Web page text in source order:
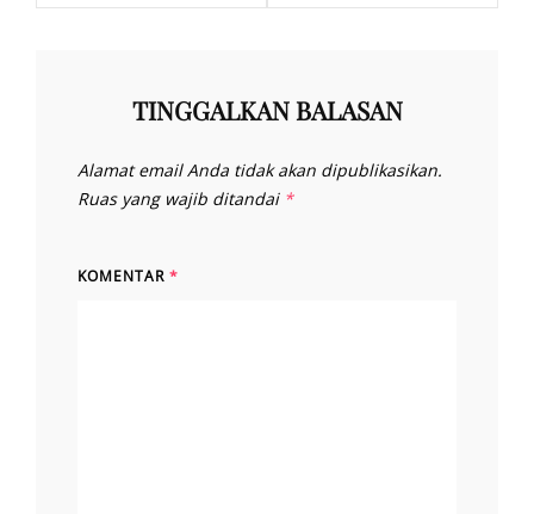
TINGGALKAN BALASAN
Alamat email Anda tidak akan dipublikasikan.
Ruas yang wajib ditandai *
KOMENTAR *